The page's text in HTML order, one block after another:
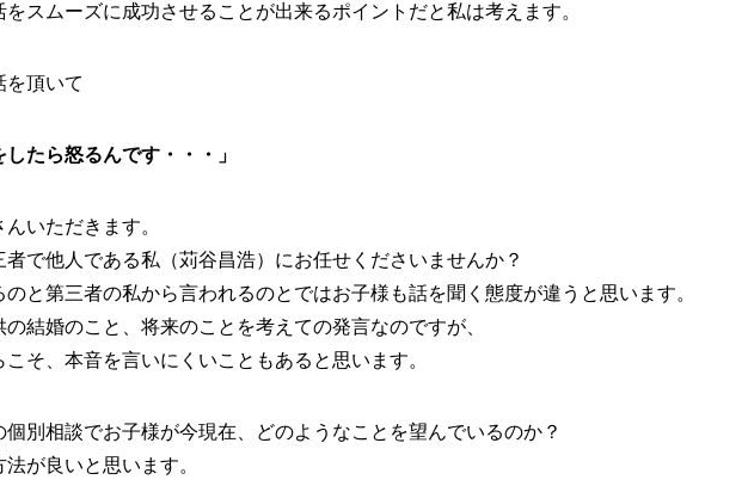
スムーズに成功させることが出来るポイントだと私は考えます。
を頂いて
したら怒るんです・・・」
いただきます。
で他人である私（苅谷昌浩）にお任せくださいませんか？
と第三者の私から言われるのとではお子様も話を聞く態度が違うと思います。
結婚のこと、将来のことを考えての発言なのですが、
そ、本音を言いにくいこともあると思います。
別相談でお子様が今現在、どのようなことを望んでいるのか？
が良いと思います。